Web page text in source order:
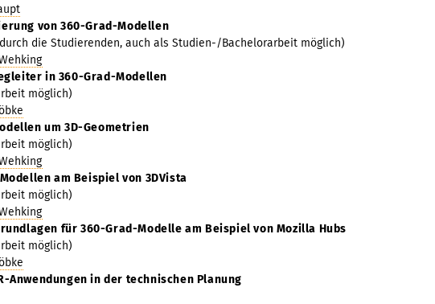
von 360-Grad-Modellen
die Studierenden, auch als Studien-/Bachelorarbeit möglich)
in 360-Grad-Modellen
möglich)
um 3D-Geometrien
möglich)
am Beispiel von 3DVista
möglich)
für 360-Grad-Modelle am Beispiel von Mozilla Hubs
möglich)
Anwendungen in der technischen Planung